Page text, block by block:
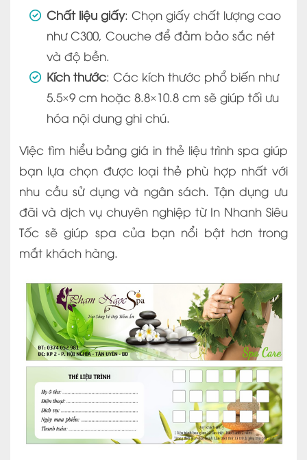
Chất liệu giấy: Chọn giấy chất lượng cao
như C300, Couche để đảm bảo sắc nét
và độ bền.
Kích thước: Các kích thước phổ biến như
5.5×9 cm hoặc 8.8×10.8 cm sẽ giúp tối ưu
hóa nội dung ghi chú.
Việc tìm hiểu bảng giá in thẻ liệu trình spa giúp
bạn lựa chọn được loại thẻ phù hợp nhất với
nhu cầu sử dụng và ngân sách. Tận dụng ưu
đãi và dịch vụ chuyên nghiệp từ In Nhanh Siêu
Tốc sẽ giúp spa của bạn nổi bật hơn trong
mắt khách hàng.